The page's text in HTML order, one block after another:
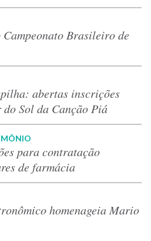
Campeonato Brasileiro de
abertas inscrições
Sol da Canção Piá
para contratação
de farmácia
homenageia Mario